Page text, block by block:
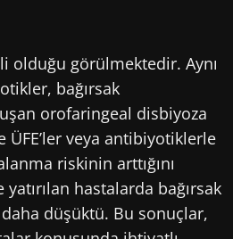
olduğu görülmektedir. Aynı
bağırsak
orofaringeal disbiyoza
ÜFE’ler veya antibiyotiklerle
riskinin arttığını
hastalarda bağırsak
düşüktü. Bu sonuçlar,
katılın ve mikrobiyota
Digest" ve "Sağlık
veveri koruma politikasi